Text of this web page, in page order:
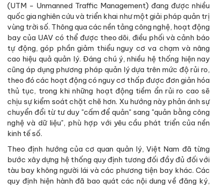
(UTM - Unmanned Traffic Management) đang được nhiều
quốc gia nghiên cứu và triển khai như một giải pháp quản trị
vùng trời số. Thông qua các nền tảng công nghệ, hoạt động
bay của UAV có thể được theo dõi, điều phối và cảnh báo
tự động, góp phần giảm thiểu nguy cơ va chạm và nâng
cao hiệu quả quản lý. Đáng chú ý, nhiều hệ thống hiện nay
cũng áp dụng phương pháp quản lý dựa trên mức độ rủi ro,
theo đó các hoạt động có nguy cơ thấp được đơn giản hóa
thủ tục, trong khi những hoạt động tiềm ẩn rủi ro cao sẽ
chịu sự kiểm soát chặt chẽ hơn. Xu hướng này phản ánh sự
chuyển đổi từ tư duy "cấm để quản" sang "quản bằng công
nghệ và dữ liệu", phù hợp với yêu cầu phát triển của nền
kinh tế số.
Theo định hướng của cơ quan quản lý, Việt Nam đã từng
bước xây dựng hệ thống quy định tương đối đầy đủ đối với
tàu bay không người lái và các phương tiện bay khác. Các
quy định hiện hành đã bao quát các nội dung về đăng ký,